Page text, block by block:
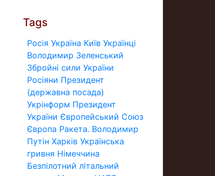
Tags
Росія Україна Київ Українці
Володимир Зеленський
Збройні сили України
Росіяни Президент
(державна посада)
Укрінформ Президент
України Європейський Союз
Європа Ракета. Володимир
Путін Харків Українська
гривня Німеччина
Безпілотний літальний